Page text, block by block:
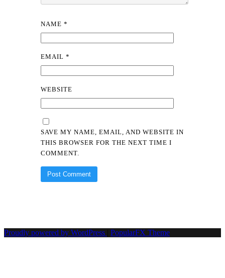
NAME*
EMAIL*
WEBSITE
SAVE MY NAME, EMAIL, AND WEBSITE IN
THIS BROWSER FOR THE NEXT TIME I
COMMENT.
Proudly powered by WordPress PopularFX Theme